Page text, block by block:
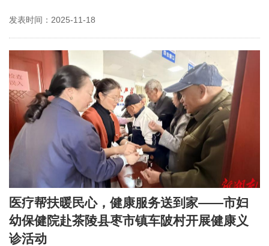
发表时间：2025-11-18
医疗帮扶暖民心，健康服务送到家——市妇
幼保健院赴茶陵县枣市镇车陂村开展健康义
诊活动